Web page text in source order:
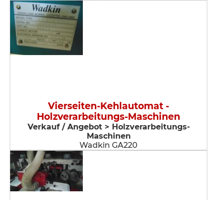
Vierseiten-Kehlautomat -
Holzverarbeitungs-Maschinen
Verkauf / Angebot > Holzverarbeitungs-
Maschinen
Wadkin GA220